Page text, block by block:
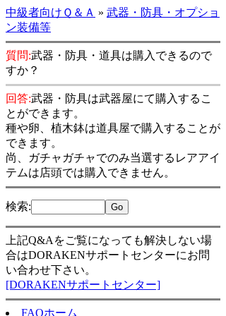
中級者向けＱ＆Ａ » 武器・防具・オプショ
ン装備等
質問:武器・防具・道具は購入できるので
すか？
回答:武器・防具は武器屋にて購入するこ
とができます。
種や卵、植木鉢は道具屋で購入することが
できます。
尚、ガチャガチャでのみ当選するレアアイ
テムは店頭では購入できません。
検索:
上記Q&Aをご覧になっても解決しない場
合はDORAKENサポートセンターにお問
い合わせ下さい。
[DORAKENサポートセンター]
FAQホーム